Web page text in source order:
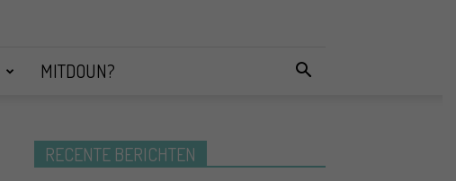
MITDOUN?
RECENTE BERICHTEN